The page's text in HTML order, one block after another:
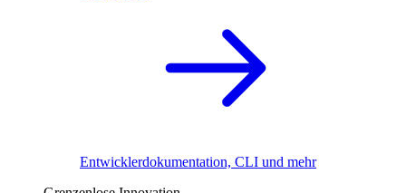
Entwicklerdokumentation, CLI und mehr